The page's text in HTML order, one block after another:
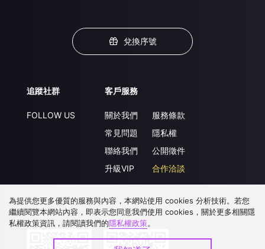
兌換序號
追蹤社群
FOLLOW US
客戶服務
關於我們
常見問題
聯絡我們
升級VIP
服務條款
隱私權
公開徵件
合作洽談
下載 APP
為提供您更多優質的服務與內容，本網站使用 cookies 分析技術。若您
繼續閱覽本網站內容，即表示您同意我們使用 cookies，關於更多相關隱
私權政策資訊，請閱讀我們的隱私權政策。